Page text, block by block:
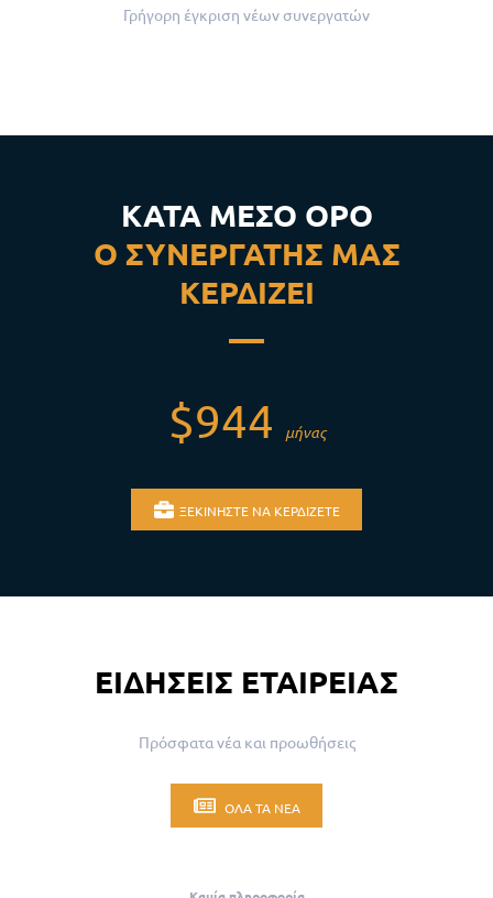
Γρήγορη έγκριση νέων συνεργατών
ΚΑΤΆ ΜΈΣΟ ΌΡΟ
Ο ΣΥΝΕΡΓΆΤΗΣ ΜΑΣ
ΚΕΡΔΊΖΕΙ
$944 μήνας
ΞΕΚΙΝΉΣΤΕ ΝΑ ΚΕΡΔΊΖΕΤΕ
ΕΙΔΉΣΕΙΣ ΕΤΑΙΡΕΊΑΣ
Πρόσφατα νέα και προωθήσεις
ΌΛΑ ΤΑ ΝΈΑ